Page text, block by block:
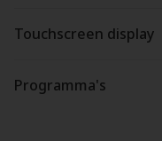
Touchscreen display
Programma's